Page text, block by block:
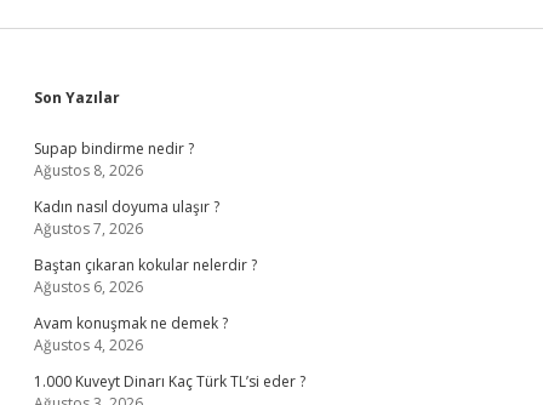
Sidebar
Son Yazılar
Supap bindirme nedir ?
Ağustos 8, 2026
Kadın nasıl doyuma ulaşır ?
Ağustos 7, 2026
Baştan çıkaran kokular nelerdir ?
Ağustos 6, 2026
Avam konuşmak ne demek ?
Ağustos 4, 2026
1.000 Kuveyt Dinarı Kaç Türk TL’si eder ?